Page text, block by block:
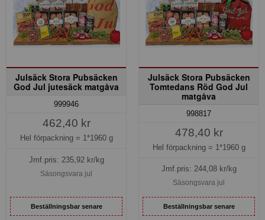
Julsäck Stora Pubsäcken
God Jul jutesäck matgåva
999946
462,40 kr
Hel förpackning = 1*1960 g
Jmf.pris: 235,92kr/kg
Säsongsvara jul
Beställningsbar senare
Julsäck Stora Pubsäcken
Tomtedans Röd God Jul
matgåva
998817
478,40 kr
Hel förpackning = 1*1960 g
Jmf.pris: 244,08kr/kg
Säsongsvara jul
Beställningsbar senare